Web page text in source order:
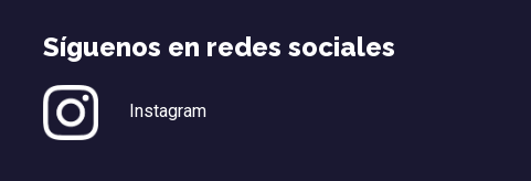
Síguenos en redes sociales
Instagram